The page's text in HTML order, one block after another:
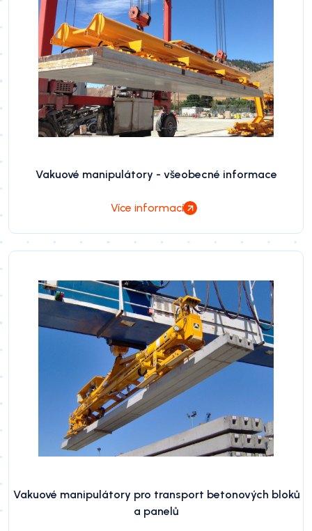
Vakuové manipulátory - všeobecné informace
Více informací
Vakuové manipulátory pro transport betonových bloků
a panelů